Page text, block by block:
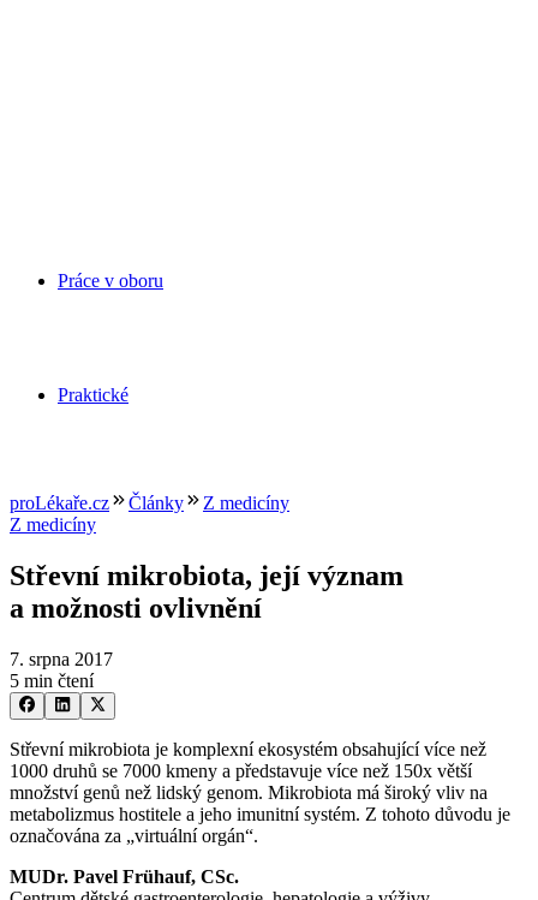
Práce v oboru
Praktické
proLékaře.cz Články
Z medicíny
Z medicíny
Střevní mikrobiota, její význam
a možnosti ovlivnění
7. srpna 2017
5 min čtení
Střevní mikrobiota je komplexní ekosystém obsahující více než
1000 druhů se 7000 kmeny a představuje více než 150x větší
množství genů než lidský genom. Mikrobiota má široký vliv na
metabolizmus hostitele a jeho imunitní systém. Z tohoto důvodu je
označována za „virtuální orgán“.
MUDr. Pavel Frühauf, CSc.